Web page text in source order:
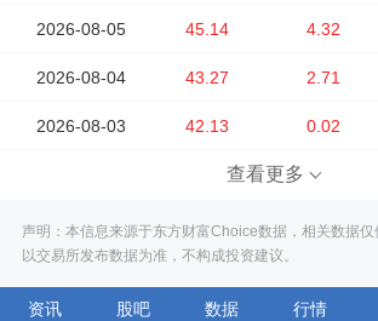
2026-08-05 45.14 4.32
2026-08-04 43.27 2.71
2026-08-03 42.13 0.02
查看更多
声明：本信息来源于东方财富Choice数据，相关数据仅
以交易所发布数据为准，不构成投资建议。
资讯 股吧 数据 行情